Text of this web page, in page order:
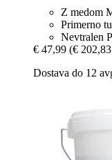
Z medom
Primerno
Nevtralen
€ 47,99 (€
Dostava do 12